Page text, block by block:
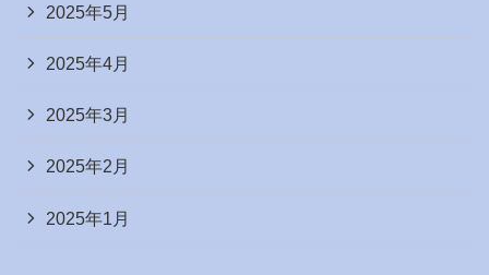
2025年5月
2025年4月
2025年3月
2025年2月
2025年1月